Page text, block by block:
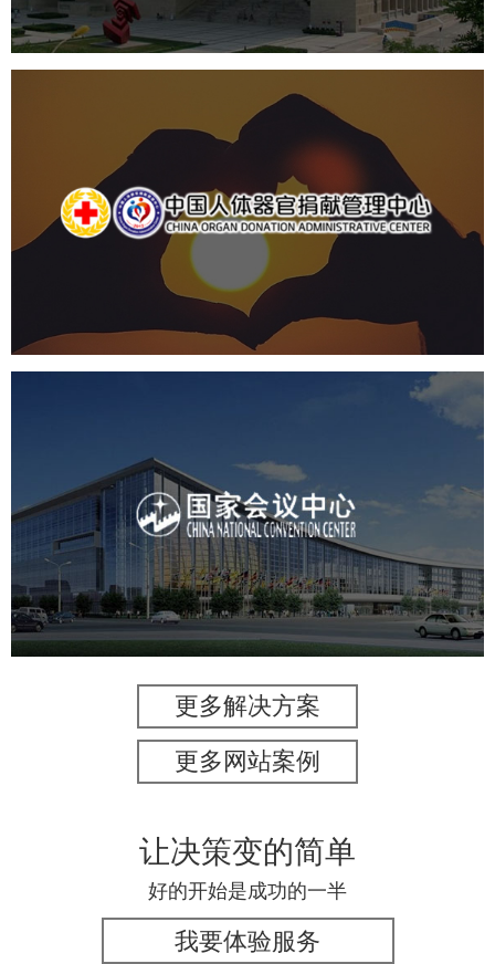
中国人体器官捐献管理中心
国企 品牌官网 网站建设
国家会议中心
专业服务 网站建设 网站设计
更多解决方案
更多网站案例
让决策变的简单
好的开始是成功的一半
我要体验服务